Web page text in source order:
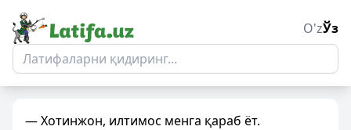
O'zЎз
— Хотинжон, илтимос менга қараб ёт.